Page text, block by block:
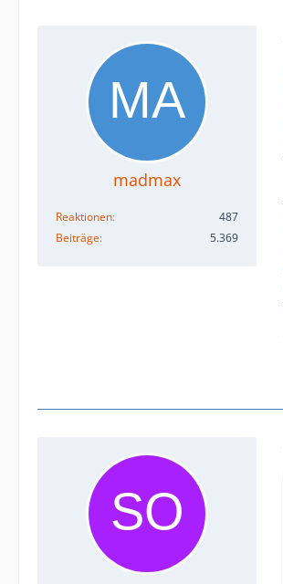
madmax
Reaktionen
487
Beiträge
5.369